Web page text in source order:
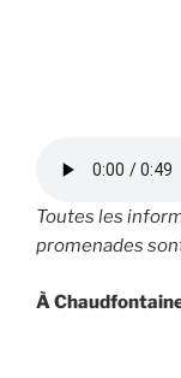
Toutes les
promenades
À